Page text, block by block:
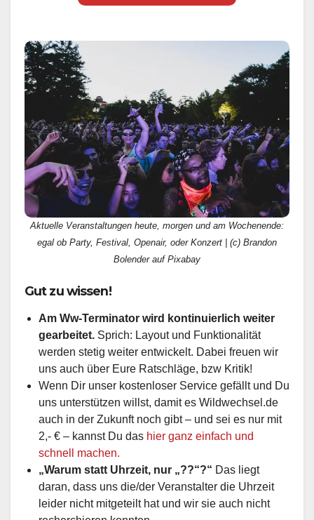
Aktuelle Veranstaltungen heute, morgen und am Wochenende:
egal ob Party, Festival, Openair, oder Konzert | (c) Brandon
Bolender auf Pixabay
Gut zu wissen!
Am Ww-Terminator wird kontinuierlich weiter
gearbeitet. Sprich: Layout und Funktionalität
werden stetig weiter entwickelt. Dabei freuen wir
uns auch über Eure Ratschläge, bzw Kritik!
Wenn Dir unser kostenloser Service gefällt und Du
uns unterstützen willst, damit es Wildwechsel.de
auch in der Zukunft noch gibt – und sei es nur mit
2,- € – kannst Du das hier ganz einfach und
schnell machen.
„Warum statt Uhrzeit, nur „??“?“ Das liegt
daran, dass uns die/der Veranstalter die Uhrzeit
leider nicht mitgeteilt hat und wir sie auch nicht